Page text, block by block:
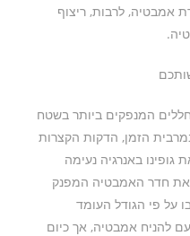
אמבטיה, לרבות, ריצוף
המנפקים ביותר בשטח
הזמן, הדקות הקצרות
גופינו באנרגיה נעימה
חדר האמבטיה המפנק
על פי הגודל העומד
להניח אמבטיה, אך כיום